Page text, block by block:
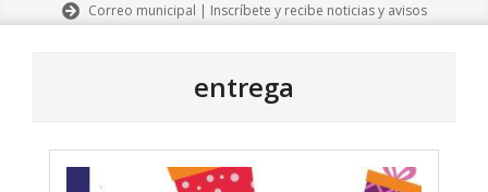
Correo municipal | Inscríbete y recibe noticias y avisos
entrega